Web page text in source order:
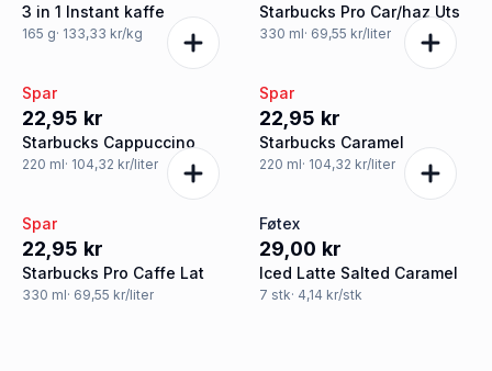
3 in 1 Instant kaffe
165 g· 133,33 kr/kg
Starbucks Pro Car/haz Uts
330 ml· 69,55 kr/liter
Spar
22,95 kr
Starbucks Cappuccino
220 ml· 104,32 kr/liter
Spar
22,95 kr
Starbucks Caramel
220 ml· 104,32 kr/liter
Spar
22,95 kr
Starbucks Pro Caffe Lat
330 ml· 69,55 kr/liter
Føtex
29,00 kr
Iced Latte Salted Caramel
7 stk· 4,14 kr/stk